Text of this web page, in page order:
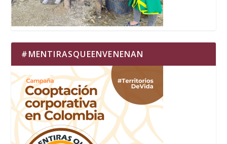
#MENTIRASQUEENVENENAN